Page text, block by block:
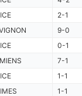
2-1
9-0
0-1
7-1
1-1
1-1